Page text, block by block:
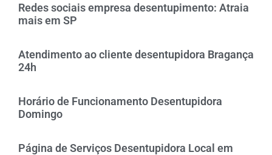
Redes sociais empresa desentupimento: Atraia
mais em SP
Atendimento ao cliente desentupidora Bragança
24h
Horário de Funcionamento Desentupidora
Domingo
Página de Serviços Desentupidora Local em